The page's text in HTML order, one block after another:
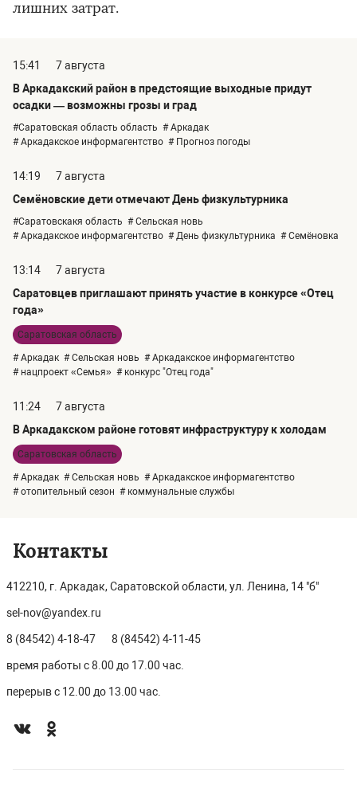
лишних затрат.
15:41
7 августа
В Аркадакский район в предстоящие выходные придут
осадки — возможны грозы и град
#Саратовская область область # Аркадак
# Аркадакское информагентство # Прогноз погоды
14:19
7 августа
Семёновские дети отмечают День физкультурника
#Саратовскакя область # Сельская новь
# Аркадакское информагентство # День физкультурника # Семёновка
13:14
7 августа
Саратовцев приглашают принять участие в конкурсе «Отец
года»
Саратовская область
# Аркадак # Сельская новь # Аркадакское информагентство
# нацпроект «Семья» # конкурс "Отец года"
11:24
7 августа
В Аркадакском районе готовят инфраструктуру к холодам
Саратовская область
# Аркадак # Сельская новь # Аркадакское информагентство
# отопительный сезон # коммунальные службы
Контакты
412210, г. Аркадак, Саратовской области, ул. Ленина, 14 "б"
sel-nov@yandex.ru
8 (84542) 4-18-47 8 (84542) 4-11-45
время работы с 8.00 до 17.00 час.
перерыв с 12.00 до 13.00 час.